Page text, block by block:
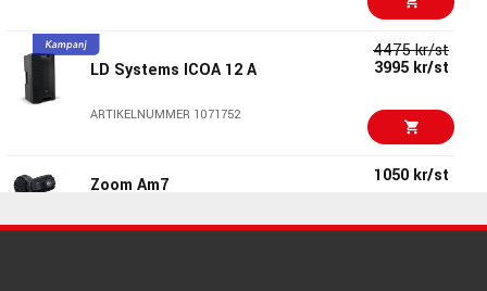
Waves JJP Signature 990 kr/st
Bundle
879 kr/st
LD Systems ICOA 12 A
ARTIKELNUMMER 1071752
4475 kr/st
3995 kr/st
Zoom Am7 1050 kr/st